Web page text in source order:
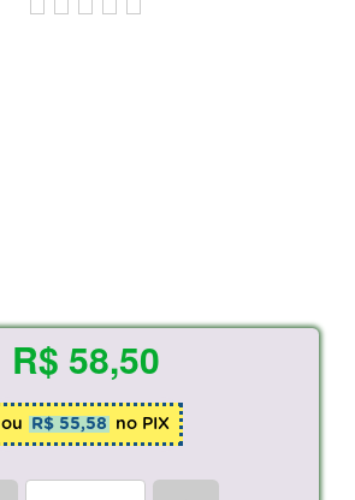
R$ 58,50
ou R$ 55,58 no PIX